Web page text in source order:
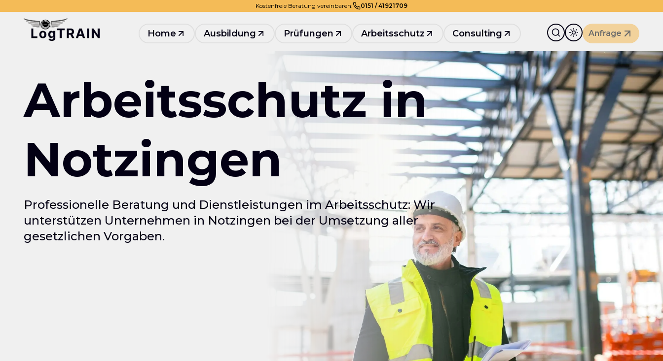
Kostenfreie Beratung vereinbaren: 0151 /41921709
Home Ausbildung Prüfungen Arbeitsschutz Consulting Anfrage
Arbeitsschutz in
Notzingen
Professionelle Beratung und Dienstleistungen im Arbeitsschutz: Wir
unterstützen Unternehmen in Notzingen bei der Umsetzung aller
gesetzlichen Vorgaben.